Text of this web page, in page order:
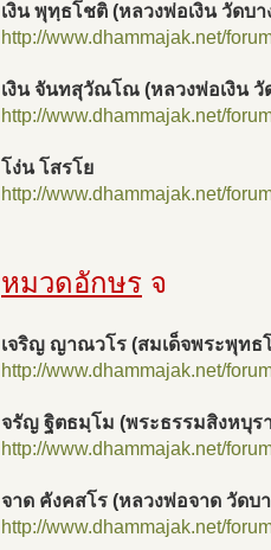
เงิน พุทฺธโชติ (หลวงพ่อเงิน วัดบ
http://www.dhammajak.net/
เงิน จันทสุวัณโณ (หลวงพ่อเงิน
http://www.dhammajak.net/
โง่น โสรโย
http://www.dhammajak.net/
หมวดอักษร จ
เจริญ ญาณวโร (สมเด็จพระพุทธ
http://www.dhammajak.net/
จรัญ ฐิตธมฺโม (พระธรรมสิงหบุร
http://www.dhammajak.net/
จาด คังคสโร (หลวงพ่อจาด วัดบา
http://www.dhammajak.net/